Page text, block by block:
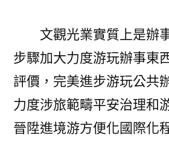
文觀光業實質上是辦
步驟加大力度游玩辦事東
評價，完美進步游玩公共
力度涉旅範疇平安治理和
晉陞進境游方便化國際化